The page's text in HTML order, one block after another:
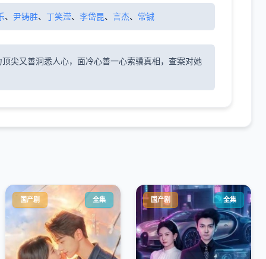
、 尹铸胜、 丁笑滢、 李岱昆、 言杰、 常铖
尖又善洞悉人心，面冷心善一心索骥真相，查案对她
国产剧 全集 国产剧 全集